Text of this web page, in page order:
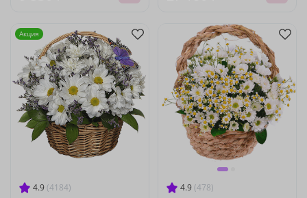
4.9 (4184)
Акция
4.9 (478)